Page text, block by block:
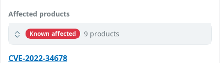
Affected products
Known affected 9 products
CVE-2022-34678